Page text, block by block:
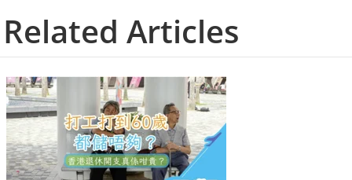
Related Articles